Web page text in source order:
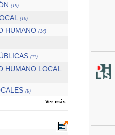
(19)
(16)
HUMANO (14)
(11)
HUMANO LOCAL
(9)
Ver más